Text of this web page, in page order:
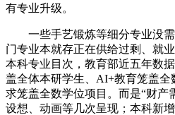
有专业升级。
一些手艺锻炼等细分专业没需
门专业本就存正在供给过剩、就
本科专业目次，教育部近五年数
盖全体本研学生、AI+教育笼盖
求笼盖全数学位项目。而是“财产
设想、动画等几次呈现；本科新